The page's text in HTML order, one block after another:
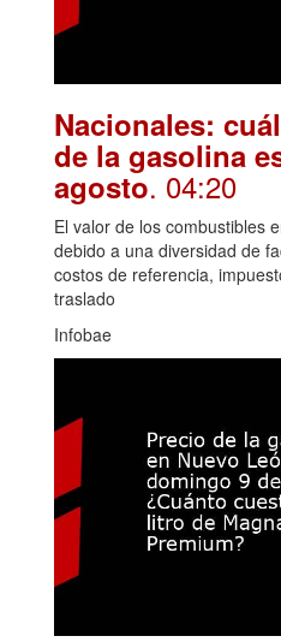
Nacionales:
de la gasolina
agosto. 04:20
El valor de los combustibles
debido a una diversidad de
costos de referencia,
traslado
Infobae